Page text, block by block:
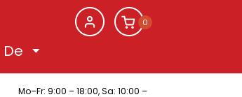
0
Mo–Fr: 9:00 – 18:00,Sa: 10:00 –